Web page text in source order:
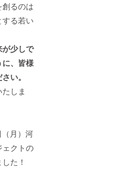
るのは
る若い
少しで
に、皆様
い。
しま
月）河
クトの
た！